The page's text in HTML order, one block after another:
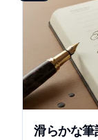
滑らかな